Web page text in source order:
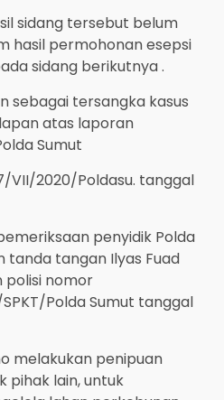
sidang tersebut belum
hasil permohonan esepsi
sidang berikutnya .
sebagai tersangka kasus
atas laporan
Sumut
VII/2020/Poldasu. tanggal
penyidik Polda
tanda tangan Ilyas Fuad
polisi nomor
Polda Sumut tanggal
melakukan penipuan
pihak lain, untuk